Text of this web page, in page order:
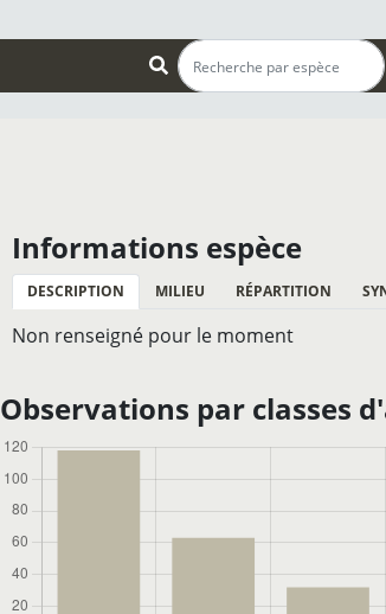
Informations espèce
DESCRIPTION MILIEU RÉPARTITION
Non renseigné pour le moment
Observations par classes